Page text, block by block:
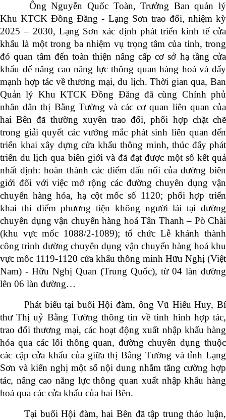
Ông Nguyễn Quốc Toàn, Trưởng Ban quản lý
Khu KTCK Đồng Đăng - Lạng Sơn trao đổi, nhiệm kỳ
2025 – 2030, Lạng Sơn xác định phát triển kinh tế cửa
khẩu là một trong ba nhiệm vụ trọng tâm của tỉnh, trong
đó quan tâm đến toàn thiện nâng cấp cơ sở hạ tầng cửa
khẩu để nâng cao năng lực thông quan hàng hoá và đẩy
mạnh hợp tác về thương mại, du lịch. Thời gian qua, Ban
Quản lý Khu KTCK Đồng Đăng đã cùng Chính phủ
nhân dân thị Bằng Tường và các cơ quan liên quan của
hai Bên đã thường xuyên trao đổi, phối hợp chặt chẽ
trong giải quyết các vướng mắc phát sinh liên quan đến
triển khai xây dựng cửa khẩu thông minh, thúc đẩy phát
triển du lịch qua biên giới và đã đạt được một số kết quả
nhất định: hoàn thành các điểm đấu nối của đường biên
giới đối với việc mở rộng các đường chuyên dụng vận
chuyển hàng hóa, hạ cột mốc số 1120; phối hợp triển
khai thí điểm phương tiện không người lái tại đường
chuyên dụng vận chuyển hàng hoá Tân Thanh – Pò Chài
(khu vực mốc 1088/2-1089); tổ chức Lễ khánh thành
công trình đường chuyên dụng vận chuyển hàng hoá khu
vực mốc 1119-1120 cửa khẩu thông minh Hữu Nghị (Việt
Nam) - Hữu Nghị Quan (Trung Quốc), từ 04 làn đường
lên 06 làn đường…
Phát biểu tại buổi Hội đàm, ông Vũ Hiểu Huy, Bí
thư Thị uỷ Bằng Tường thông tin về tình hình hợp tác,
trao đổi thương mại, các hoạt động xuất nhập khẩu hàng
hóa qua các lối thông quan, đường chuyên dụng thuộc
các cặp cửa khẩu của giữa thị Bằng Tường và tỉnh Lạng
Sơn và kiến nghị một số nội dung nhằm tăng cường hợp
tác, nâng cao năng lực thông quan xuất nhập khẩu hàng
hoá qua các cửa khẩu của hai Bên.
Tại buổi Hội đàm, hai Bên đã tập trung thảo luận,